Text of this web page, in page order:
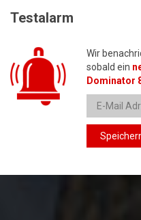
Testalarm
Wir
sobald ein
Dominator